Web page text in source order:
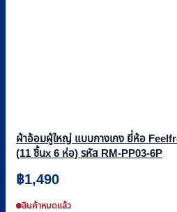
ผ้าอ้อมผู้ใหญ่ แบบกางเกง ยี่ห้อ
(11 ชิ้นx 6 ห่อ) รหัส RM-PP03-6P
฿1,490
สินค้าหมดแล้ว